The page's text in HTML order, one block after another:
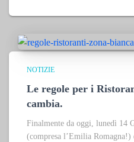
NOTIZIE
Le regole per i
cambia.
Finalmente da oggi, lunedì 14
(compresa l’Emilia